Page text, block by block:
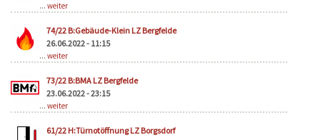
... weiter
74/22 B:Gebäude-Klein LZ Bergfelde
26.06.2022 - 11:15
... weiter
73/22 B:BMA LZ Bergfelde
23.06.2022 - 23:15
... weiter
61/22 H:Türnotöffnung LZ Borgsdorf